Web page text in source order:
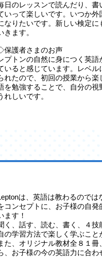
日のレッスンで読んだり、書
いって楽しいです。いつか外
なりたいです。新しい検定
きます。
保護者さまのお声
プトンの自然に身につく英
いると感じています。レベ
れたので、初回の授業から
を勉強することで、自分の
れしいです。
は、英語は教わるのでは
コンセプトに、お子様の自
ます！
く、話す、読む、書く、４
の学習方法で楽しく学ぶこと
た、オリジナル教材全８１
、お子様の今の英語力に合わ